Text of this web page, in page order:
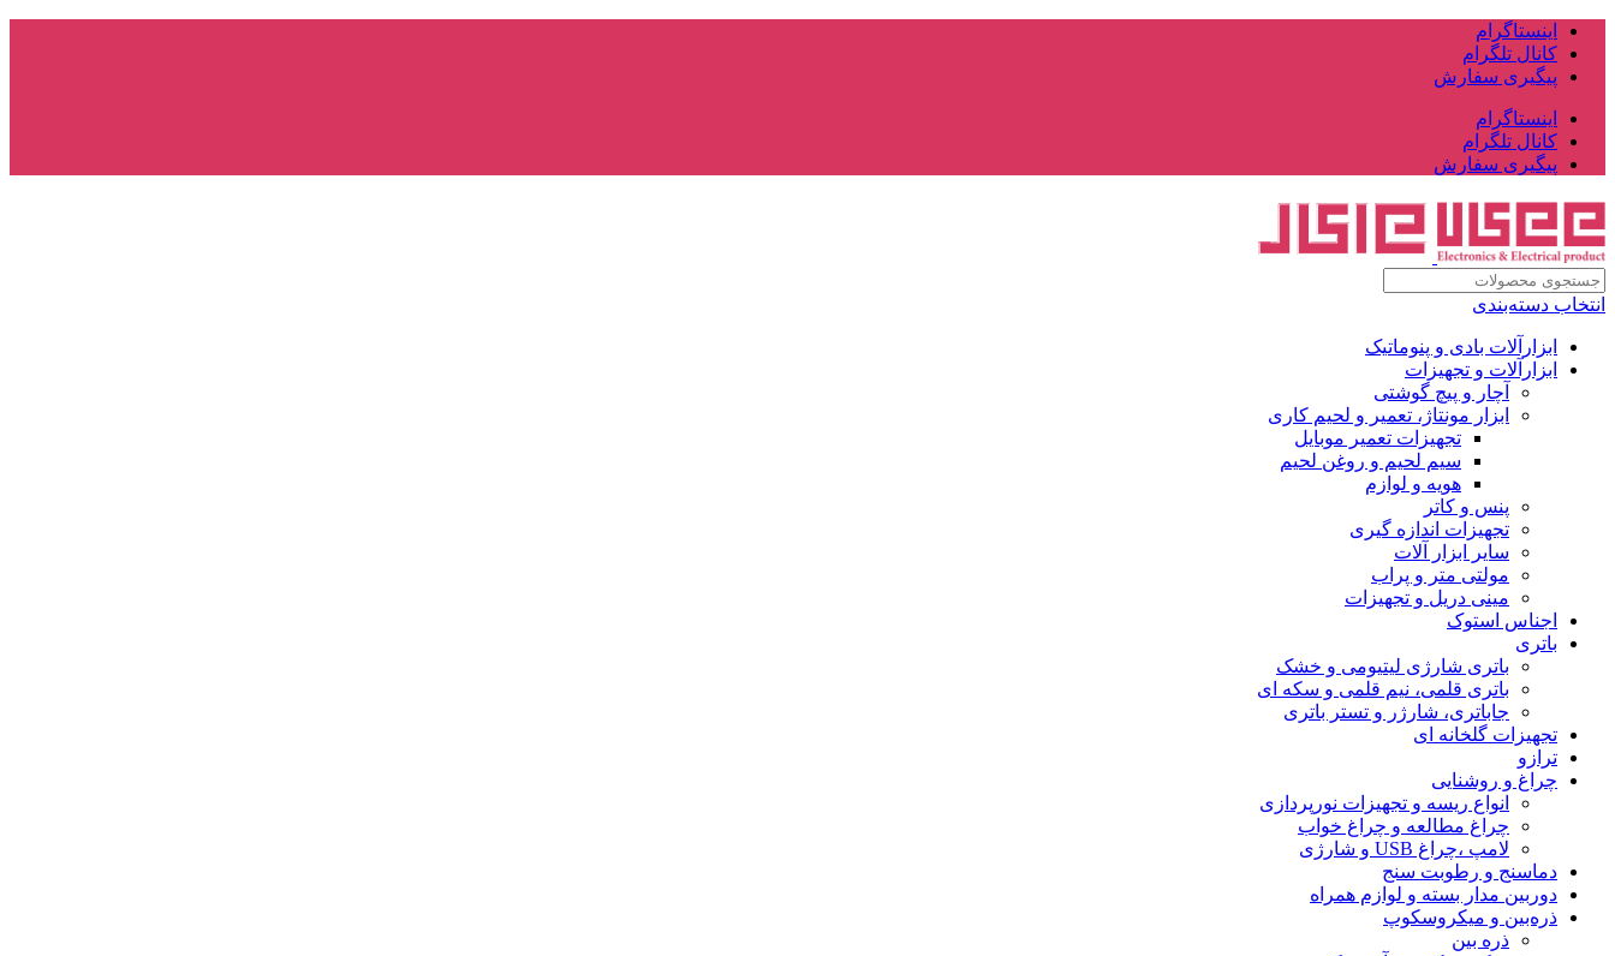
اینستاگرام
کانال تلگرام
پیگیری سفارش
اینستاگرام
کانال تلگرام
پیگیری سفارش
انتخاب دسته‌بندی
ابزارآلات بادی و پنوماتیک
ابزارآلات و تجهیزات
آچار و پیچ گوشتی
ابزار مونتاژ، تعمیر و لحیم کاری
تجهیزات تعمیر موبایل
سیم لحیم و روغن لحیم
هویه و لوازم
پنس و کاتر
تجهیزات اندازه گیری
سایر ابزار آلات
مولتی متر و پراب
مینی دریل و تجهیزات
اجناس استوک
باتری
باتری شارژی لیتیومی و خشک
باتری قلمی، نیم قلمی و سکه ای
جاباتری، شارژر و تستر باتری
تجهیزات گلخانه ای
ترازو
چراغ و روشنایی
انواع ریسه و تجهیزات نورپردازی
چراغ مطالعه و چراغ خواب
لامپ ،چراغ USB و شارژی
دماسنج و رطوبت سنج
دوربین مدار بسته و لوازم همراه
ذره‌بین و میکروسکوپ
ذره بین